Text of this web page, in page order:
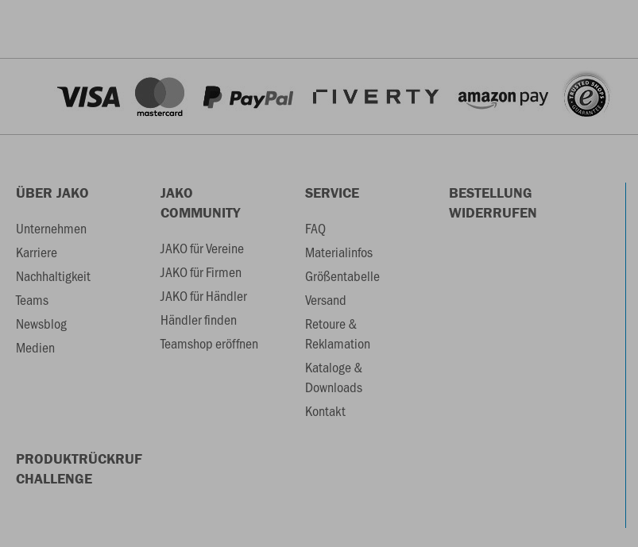
ÜBER JAKO
Unternehmen
Karriere
Nachhaltigkeit
Teams
Newsblog
Medien
JAKO
COMMUNITY
JAKO für Vereine
JAKO für Firmen
JAKO für Händler
Händler finden
Teamshop eröffnen
SERVICE
FAQ
Materialinfos
Größentabelle
Versand
Retoure &
Reklamation
Kataloge &
Downloads
Kontakt
BESTELLUNG
WIDERRUFEN
PRODUKTRÜCKRUF
CHALLENGE